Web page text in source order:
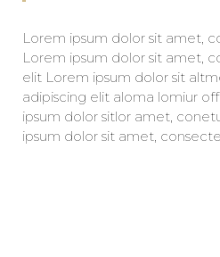
Lorem ipsum dolor sit amet,
Lorem ipsum dolor sit amet,
elit Lorem ipsum dolor sit
adipiscing elit aloma lomiur
ipsum dolor sitlor amet,
ipsum dolor sit amet,